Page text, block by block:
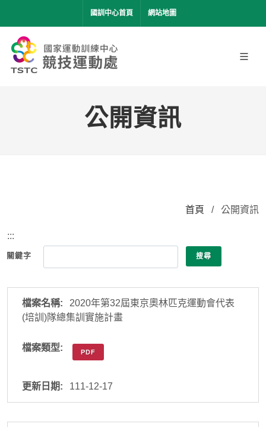
國訓中心首頁 網站地圖
公開資訊
首頁 / 公開資訊
:::
關鍵字
2020年第32屆東京奧林匹克運動會代表
(培訓)隊總集訓實施計畫
PDF
111-12-17